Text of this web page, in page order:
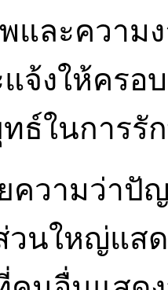
ละความง
จ้งให้ครอ
ธ์ในการรั
ความว่าปั
นใหญ่แส